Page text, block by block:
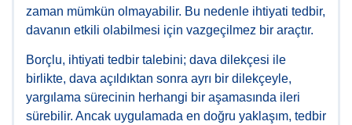
zaman mümkün olmayabilir. Bu nedenle ihtiyati tedbir,
davanın etkili olabilmesi için vazgeçilmez bir araçtır.
Borçlu, ihtiyati tedbir talebini; dava dilekçesi ile
birlikte, dava açıldıktan sonra ayrı bir dilekçeyle,
yargılama sürecinin herhangi bir aşamasında ileri
sürebilir. Ancak uygulamada en doğru yaklaşım, tedbir